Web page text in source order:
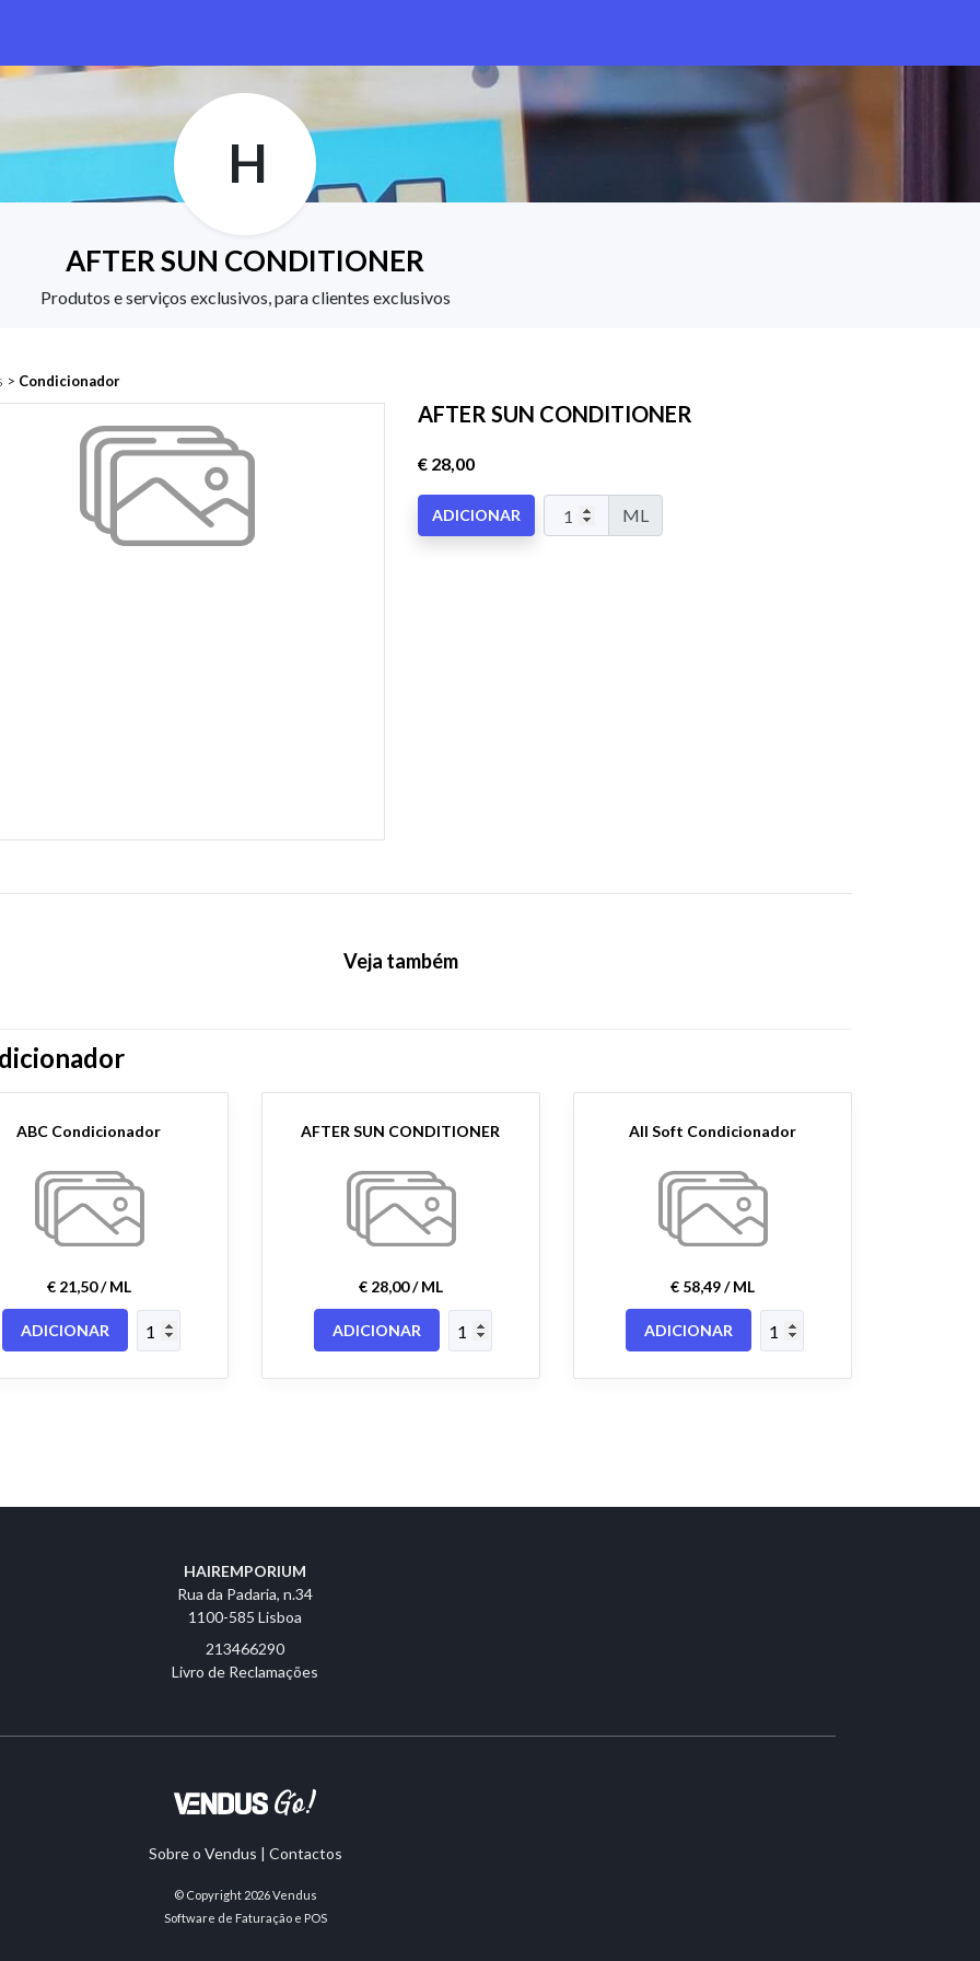
H
AFTER SUN CONDITIONER
Produtos e serviços exclusivos, para clientes exclusivos
> Condicionador
AFTER SUN CONDITIONER
€ 28,00
ADICIONAR ML
Veja também
ABC Condicionador
€ 21,50 / ML
ADICIONAR
AFTER SUN CONDITIONER
€ 28,00 / ML
ADICIONAR
All Soft Condicionador
€ 58,49 / ML
ADICIONAR
HAIREMPORIUM
Rua da Padaria, n.34
1100-585 Lisboa
213466290
Livro de Reclamações
Sobre o Vendus | Contactos
© Copyright 2026Vendus
Software de Faturação e POS